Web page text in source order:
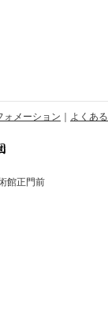
ォメーション よくあ
館正門前